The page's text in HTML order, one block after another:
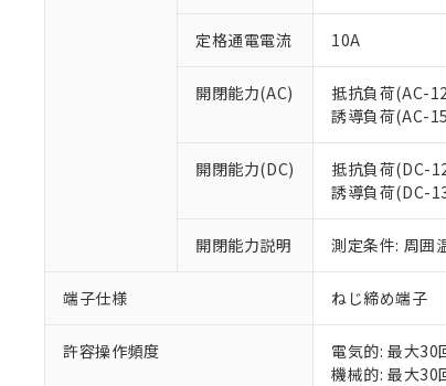
定格通電電流 10A
開閉能力(AC)
抵抗負荷(AC-
誘導負荷(AC-
開閉能力(DC)
抵抗負荷(DC-
誘導負荷(DC-
開閉能力説明 測定条件: 周
端子仕様 ねじ締め端子
許容操作頻度
電気的: 最大30
機械的: 最大30
ご利用
以下の条件
くも
当社
在庫
ので
い。
正式
在庫
対応予定な
調査・確認
仕入先様の
があります
鉛(Pb)
六価クロム
フタル酸ビス
ル（DBP）
但し、RoHS
フタル酸エス
部品在庫の
※1 中国
「○」：最
「×」：最
「－」：未
Cr(Ⅵ)(六価クロ
※2 環境保
う）
など
当社
ます。
当社
置等に
また
たしま
記
－